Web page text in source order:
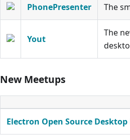
PhonePresenter The
Yout
The
New Meetups
Electron Open Source